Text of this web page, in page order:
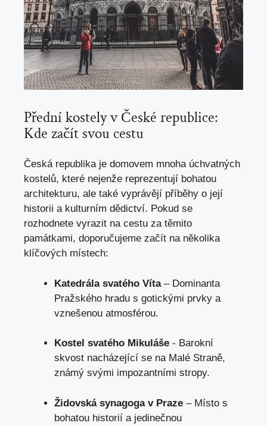
Přední kostely v České republice:
⁤Kde začít svou⁢ cestu
Česká republika je domovem mnoha úchvatných
kostelů,⁤ které nejenže reprezentují⁤ bohatou⁢
architekturu, ale také vyprávějí příběhy o její
historii a kulturním ‌dědictví. Pokud ‌se
rozhodnete ​vyrazit na cestu za těmito
památkami, ​doporučujeme začít na několika
klíčových místech:
Katedrála svatého Víta– Dominanta
Pražského hradu s gotickými ​prvky a
vznešenou atmosférou.
Kostel ‍svatého ⁤Mikuláše ‍- Barokní
skvost nacházející se na Malé Straně,
známý svými impozantními stropy.
Židovská synagoga v Praze – Místo ‌s
bohatou historií a⁢ jedinečnou